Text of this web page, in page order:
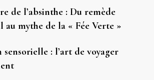
de l’absinthe : Du remède
au mythe de la « Fée Verte »
sensorielle : l’art de voyager